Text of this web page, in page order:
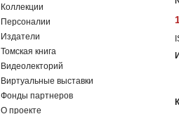
Коллекции
Персоналии
Издатели
Томская книга
Видеолекторий
Виртуальные выставки
Фонды партнеров
О проекте